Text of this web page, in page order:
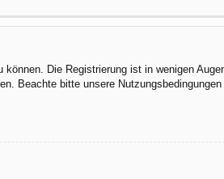
Die Registrierung ist in wenigen
Beachte bitte unsere